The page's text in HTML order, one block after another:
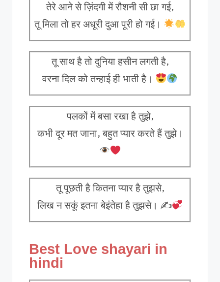
तेरे आने से ज़िंदगी में रौशनी सी छा गई,
तू मिला तो हर अधूरी दुआ पूरी हो गई।
तू साथ है तो दुनिया हसीन लगती है,
वरना दिल को तन्हाई ही भाती है।
पलकों में बसा रखा है तुझे,
कभी दूर मत जाना, बहुत प्यार करते हैं तुझे।
तू पूछती है कितना प्यार है तुझसे,
लिख न सकूं इतना बेइंतेहा है तुझसे। ✍
Best Love shayari in
hindi